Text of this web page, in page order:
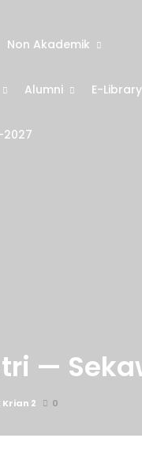
Non Akademik
Alumni E-Library
2027
—
2 0